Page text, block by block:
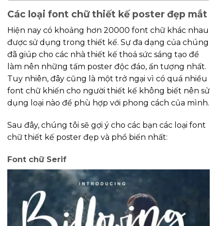
Các loại font chữ thiết kế poster đẹp mắt
Hiện nay có khoảng hơn 20000 font chữ khác nhau
được sử dụng trong thiết kế. Sự đa dạng của chúng
đã giúp cho các nhà thiết kế thoả sức sáng tạo để
làm nên những tấm poster độc đáo, ấn tượng nhất.
Tuy nhiên, đây cũng là một trở ngại vì có quá nhiều
font chữ khiến cho người thiết kế không biết nên sử
dụng loại nào để phù hợp với phong cách của mình.
Sau đây, chúng tôi sẽ gợi ý cho các bạn các loại font
chữ thiết kế poster đẹp và phổ biến nhất:
Font chữ Serif